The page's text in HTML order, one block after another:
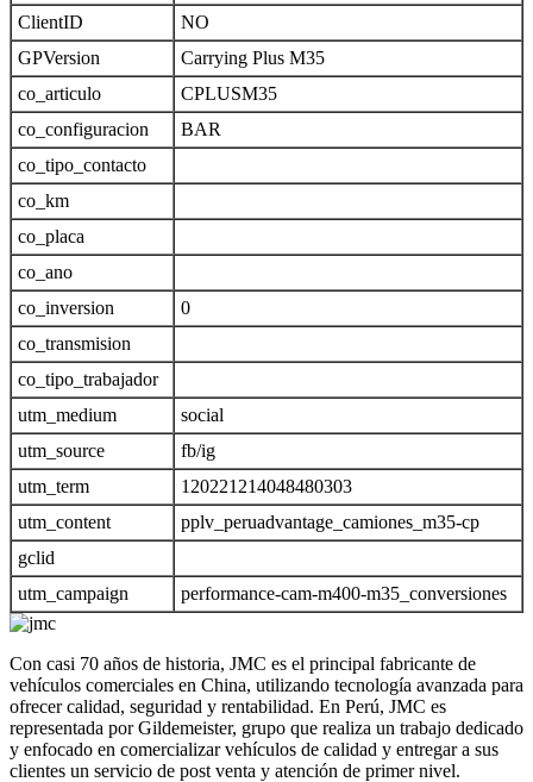
ClientID
NO
GPVersion
Carrying Plus M35
co_articulo
CPLUSM35
co_configuracion
BAR
co_tipo_contacto
co_km
co_placa
co_ano
co_inversion
0
co_transmision
co_tipo_trabajador
utm_medium
social
utm_source
fb/ig
utm_term
120221214048480303
utm_content
pplv_peruadvantage_camiones_m35-cp
gclid
utm_campaign
performance-cam-m400-m35_conversiones
Con casi 70 años de historia, JMC es el principal fabricante de
vehículos comerciales en China, utilizando tecnología avanzada para
ofrecer calidad, seguridad y rentabilidad. En Perú, JMC es
representada por Gildemeister, grupo que realiza un trabajo dedicado
y enfocado en comercializar vehículos de calidad y entregar a sus
clientes un servicio de post venta y atención de primer nivel.